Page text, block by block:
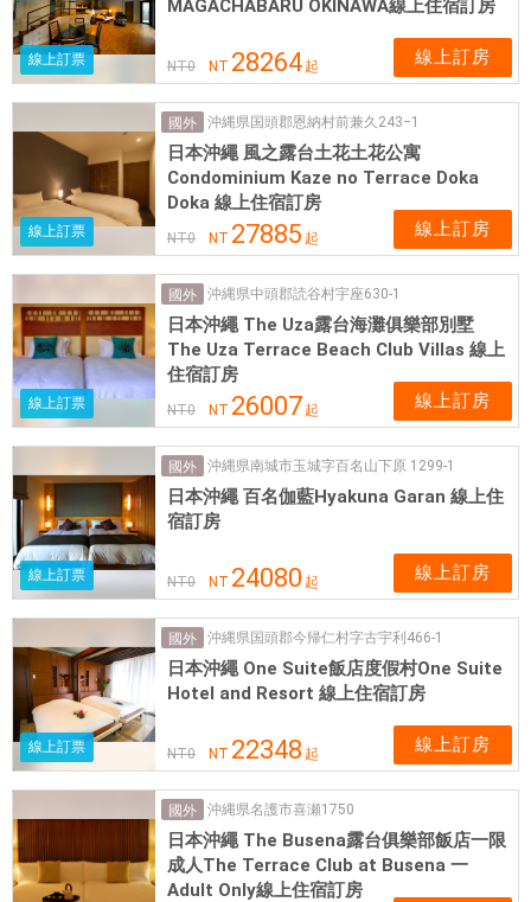
線上訂票
MAGACHABARU OKINAWA線上住宿訂房
NT0 NT 28264 起 線上訂房
線上訂票
國外 沖縄県国頭郡恩納村前兼久243−1
日本沖繩 風之露台土花土花公寓
Condominium Kaze no Terrace Doka
Doka 線上住宿訂房
NT0 NT 27885 起 線上訂房
線上訂票
國外 沖縄県中頭郡読谷村宇座630-1
日本沖繩 The Uza露台海灘俱樂部別墅
The Uza Terrace Beach Club Villas 線上
住宿訂房
NT0 NT 26007 起 線上訂房
線上訂票
國外 沖縄県南城市玉城字百名山下原 1299-1
日本沖繩 百名伽藍Hyakuna Garan 線上住
宿訂房
NT0 NT 24080 起 線上訂房
線上訂票
國外 沖縄県国頭郡今帰仁村字古宇利466-1
日本沖繩 One Suite飯店度假村One Suite
Hotel and Resort 線上住宿訂房
NT0 NT 22348 起 線上訂房
國外 沖縄県名護市喜瀬1750
日本沖繩 The Busena露台俱樂部飯店一限
成人The Terrace Club at Busena 一
Adult Only線上住宿訂房